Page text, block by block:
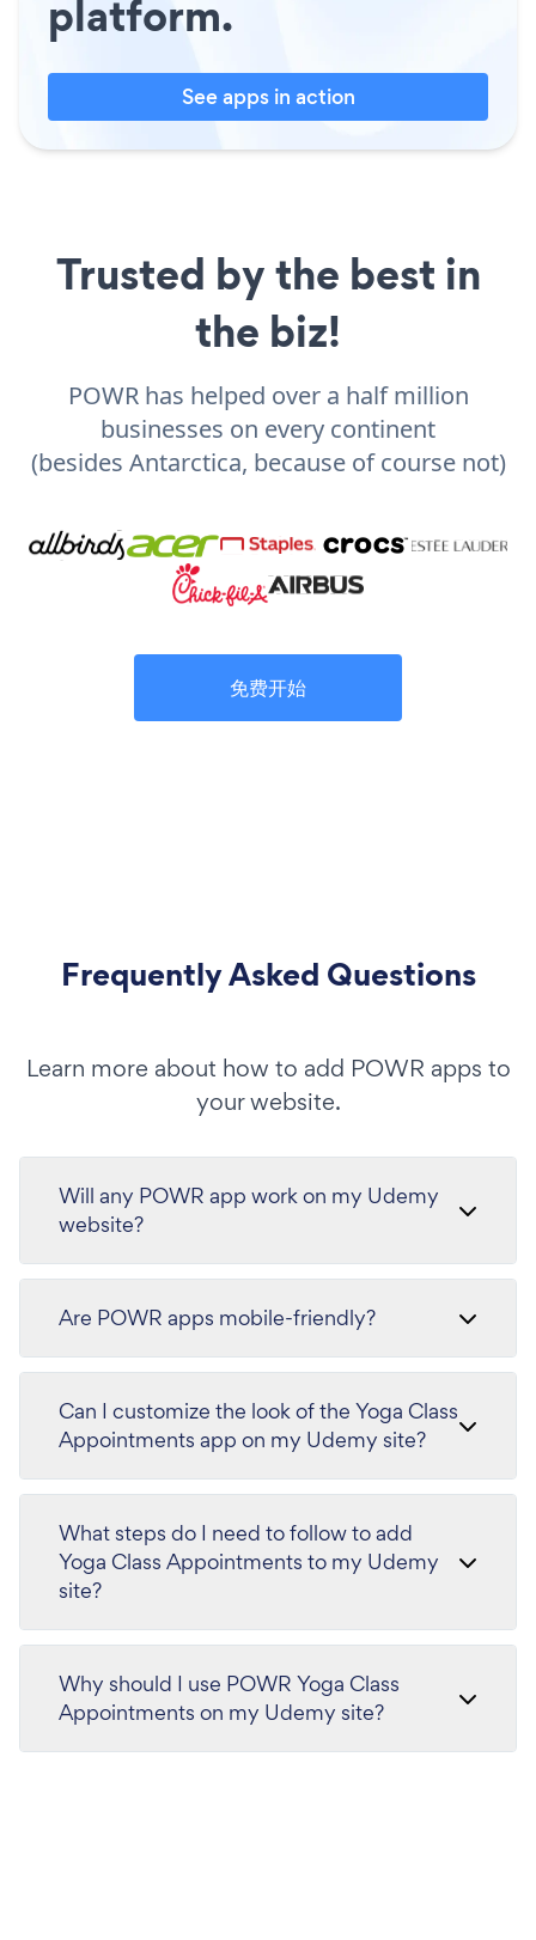
platform.
See apps in action
Trusted by the best in
the biz!
POWR has helped over a half million
businesses on every continent
(besides Antarctica, because of course not)
免费开始
Frequently Asked Questions
Learn more about how to add POWR apps to
your website.
Will any POWR app work on my Udemy
website?
Are POWR apps mobile-friendly?
Can I customize the look of the Yoga Class
Appointments app on my Udemy site?
What steps do I need to follow to add
Yoga Class Appointments to my Udemy
site?
Why should I use POWR Yoga Class
Appointments on my Udemy site?